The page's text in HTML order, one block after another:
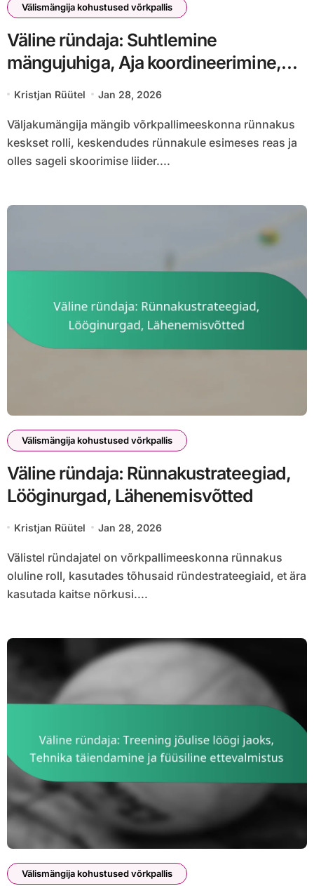
Välismängija kohustused võrkpallis
Väline ründaja: Suhtlemine
mängujuhiga, Aja koordineerimine,
Kristjan Rüütel Jan 28, 2026
Väljakumängija mängib võrkpallimeeskonna rünnakus
keskset rolli, keskendudes rünnakule esimeses reas ja
olles sageli skoorimise liider....
Välismängija kohustused võrkpallis
Väline ründaja: Rünnakustrateegiad,
Lööginurgad, Lähenemisvõtted
Kristjan Rüütel Jan 28, 2026
Välistel ründajatel on võrkpallimeeskonna rünnakus
oluline roll, kasutades tõhusaid ründestrateegiaid, et ära
kasutada kaitse nõrkusi....
Välismängija kohustused võrkpallis